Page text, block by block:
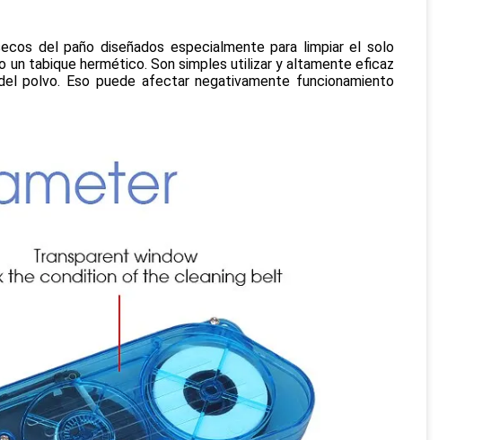
del paño diseñados especialmente para limpiar el solo
un tabique hermético. Son simples utilizar y altamente eficaz
polvo. Eso puede afectar negativamente funcionamiento